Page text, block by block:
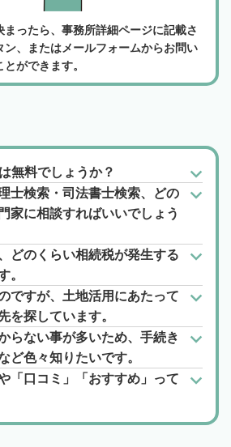
ったら、事務所詳細ページに記載さ
ン、またはメールフォームからお問い
ができます。
無料でしょうか？
士検索・司法書士検索、どの
家に相談すればいいでしょう
どのくらい相続税が発生する
。
ですが、土地活用にあたって
を探しています。
らない事が多いため、手続き
ど色々知りたいです。
「口コミ」「おすすめ」って